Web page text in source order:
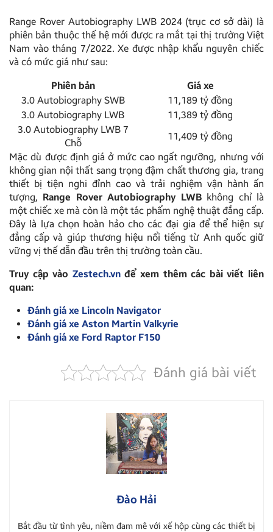
Range Rover Autobiography LWB 2024 (trục cơ sở dài) là
phiên bản thuộc thế hệ mới được ra mắt tại thị trường Việt
Nam vào tháng 7/2022. Xe được nhập khẩu nguyên chiếc
và có mức giá như sau:
Phiên bản
Giá xe
3.0 Autobiography SWB
11,189 tỷ đồng
3.0 Autobiography LWB
11,389 tỷ đồng
3.0 Autobiography LWB 7
Chỗ
11,409 tỷ đồng
Mặc dù được định giá ở mức cao ngất ngưỡng, nhưng với
không gian nội thất sang trọng đậm chất thương gia, trang
thiết bị tiện nghi đỉnh cao và trải nghiệm vận hành ấn
tượng, Range Rover Autobiography LWBkhông chỉ là
một chiếc xe mà còn là một tác phẩm nghệ thuật đẳng cấp.
Đây là lựa chọn hoàn hảo cho các đại gia để thể hiện sự
đẳng cấp và giúp thương hiệu nổi tiếng từ Anh quốc giữ
vững vị thế dẫn đầu trên thị trường toàn cầu.
Truy cập vào Zestech.vnđể xem thêm các bài viết liên
quan:
Đánh giá xe Lincoln Navigator
Đánh giá xe Aston Martin Valkyrie
Đánh giá xe Ford Raptor F150
Đánh giá bài viết
Đào Hải
Bắt đầu từ tình yêu, niềm đam mê với xế hộp cùng các thiết bị